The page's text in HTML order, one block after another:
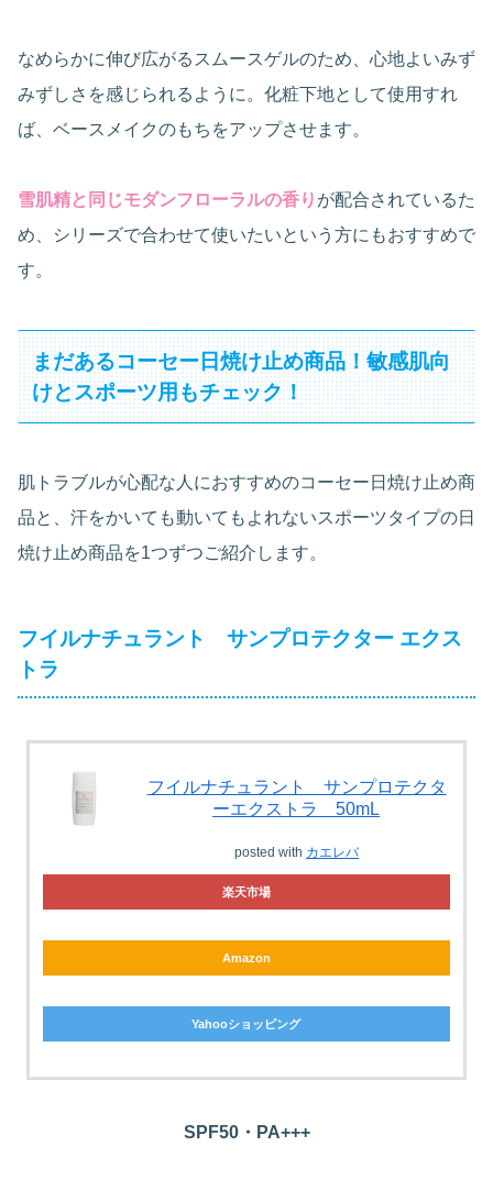
なめらかに伸び広がるスムースゲルのため、心地よいみず
みずしさを感じられるように。化粧下地として使用すれ
ば、ベースメイクのもちをアップさせます。
雪肌精と同じモダンフローラルの香り が配合されているた
め、シリーズで合わせて使いたいという方にもおすすめで
す。
まだあるコーセー日焼け止め商品！敏感肌向
けとスポーツ用もチェック！
肌トラブルが心配な人におすすめのコーセー日焼け止め商
品と、汗をかいても動いてもよれないスポーツタイプの日
焼け止め商品を1つずつご紹介します。
フイルナチュラント サンプロテクター エクス
トラ
フイルナチュラント サンプロテクタ
ーエクストラ 50mL
posted with カエレバ
楽天市場
Amazon
Yahooショッピング
SPF50・PA+++